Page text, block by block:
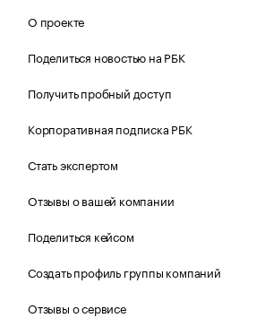
О проекте
Поделиться новостью на РБК
Получить пробный доступ
Корпоративная подписка РБК
Стать экспертом
Отзывы о вашей компании
Поделиться кейсом
Создать профиль группы компаний
Отзывы о сервисе